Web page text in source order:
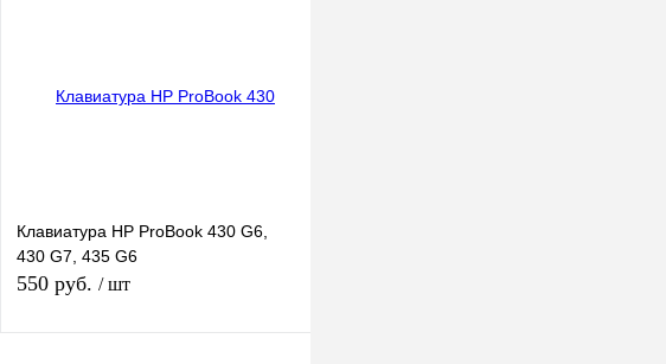
наличии
Клавиатура HP ProBook 430 G6,
430 G7, 435 G6
550 руб. / шт